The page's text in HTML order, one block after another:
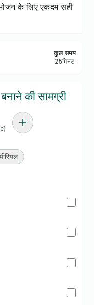
के लिए एकदम सही
कुल समय
25मिनट
की सामग्री